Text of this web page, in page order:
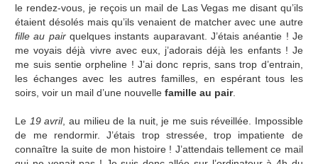
le rendez-vous, je reçois un mail de Las Vegas me disant qu’ils
étaient désolés mais qu’ils venaient de matcher avec une autre
fille au pairquelques instants auparavant. J’étais anéantie ! Je
me voyais déjà vivre avec eux, j’adorais déjà les enfants ! Je
me suis sentie orpheline ! J’ai donc repris, sans trop d’entrain,
les échanges avec les autres familles, en espérant tous les
soirs, voir un mail d’une nouvellefamille au pair.
Le 19 avril, au milieu de la nuit, je me suis réveillée. Impossible
de me rendormir. J’étais trop stressée, trop impatiente de
connaître la suite de mon histoire ! J’attendais tellement ce mail